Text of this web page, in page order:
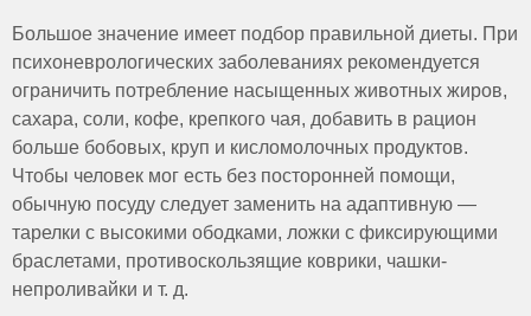
Большое значение имеет подбор правильной диеты. При
психоневрологических заболеваниях рекомендуется
ограничить потребление насыщенных животных жиров,
сахара, соли, кофе, крепкого чая, добавить в рацион
больше бобовых, круп и кисломолочных продуктов.
Чтобы человек мог есть без посторонней помощи,
обычную посуду следует заменить на адаптивную —
тарелки с высокими ободками, ложки с фиксирующими
браслетами, противоскользящие коврики, чашки-
непроливайки и т. д.